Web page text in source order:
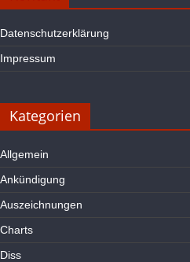
Datenschutzerklärung
Impressum
Kategorien
Allgemein
Ankündigung
Auszeichnungen
Charts
Diss